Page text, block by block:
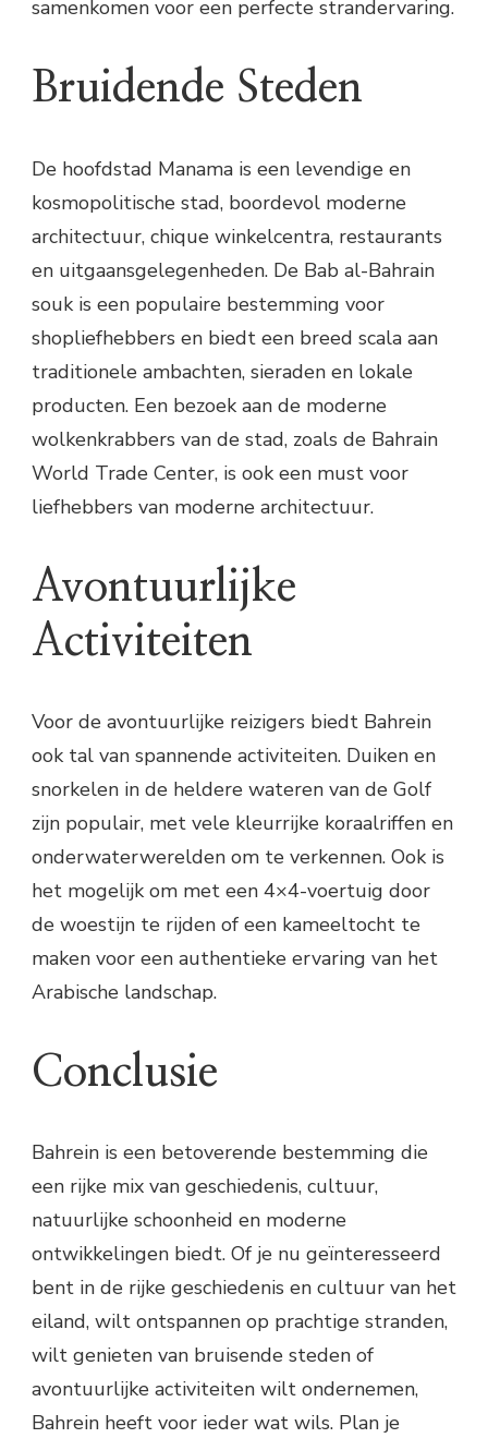
samenkomen voor een perfecte strandervaring.
Bruidende Steden
De hoofdstad Manama is een levendige en
kosmopolitische stad, boordevol moderne
architectuur, chique winkelcentra, restaurants
en uitgaansgelegenheden. De Bab al-Bahrain
souk is een populaire bestemming voor
shopliefhebbers en biedt een breed scala aan
traditionele ambachten, sieraden en lokale
producten. Een bezoek aan de moderne
wolkenkrabbers van de stad, zoals de Bahrain
World Trade Center, is ook een must voor
liefhebbers van moderne architectuur.
Avontuurlijke
Activiteiten
Voor de avontuurlijke reizigers biedt Bahrein
ook tal van spannende activiteiten. Duiken en
snorkelen in de heldere wateren van de Golf
zijn populair, met vele kleurrijke koraalriffen en
onderwaterwerelden om te verkennen. Ook is
het mogelijk om met een 4×4-voertuig door
de woestijn te rijden of een kameeltocht te
maken voor een authentieke ervaring van het
Arabische landschap.
Conclusie
Bahrein is een betoverende bestemming die
een rijke mix van geschiedenis, cultuur,
natuurlijke schoonheid en moderne
ontwikkelingen biedt. Of je nu geïnteresseerd
bent in de rijke geschiedenis en cultuur van het
eiland, wilt ontspannen op prachtige stranden,
wilt genieten van bruisende steden of
avontuurlijke activiteiten wilt ondernemen,
Bahrein heeft voor ieder wat wils. Plan je